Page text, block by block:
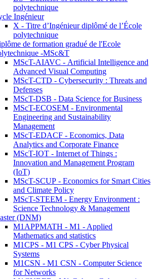
polytechnique
Ingénieur
X - Titre d’Ingénieur diplômé de l’École
polytechnique
de formation gradué de l'Ecole
-MSc&T
MScT-AIAVC - Artificial Intelligence and
Advanced Visual Computing
MScT-CTD - Cybersecurity : Threats and
Defenses
MScT-DSB - Data Science for Business
MScT-ECOSEM - Environmental
Engineering and Sustainability
Management
MScT-EDACF - Economics, Data
Analytics and Corporate Finance
MScT-IOT - Internet of Things :
Innovation and Management Program
(IoT)
MScT-SCUP - Economics for Smart Cities
and Climate Policy
MScT-STEEM - Energy Environment :
Science Technology & Management
(DNM)
M1APPMATH - M1 - Applied
Mathematics and statistics
M1CPS - M1 CPS - Cyber Physical
Systems
M1CSN - M1 CSN - Computer Science
for Networks